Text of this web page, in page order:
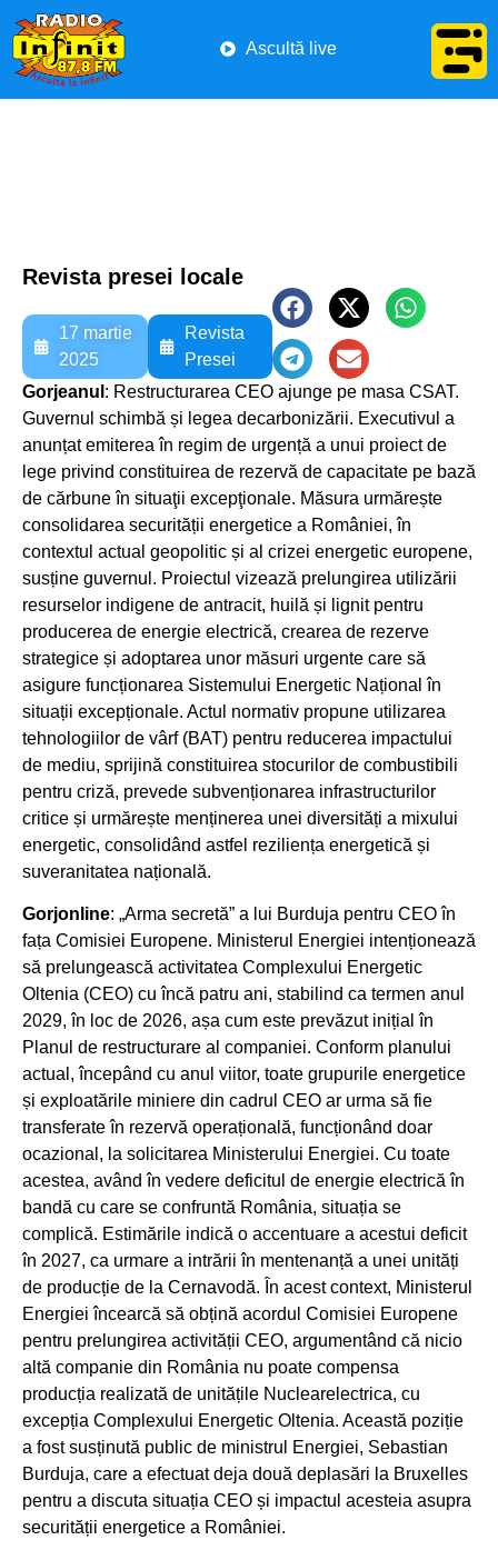
Ascultă live
Revista presei locale
17 martie
2025
Revista
Presei
Gorjeanul : Restructurarea CEO ajunge pe masa CSAT.
Guvernul schimbă și legea decarbonizării. Executivul a
anunțat emiterea în regim de urgență a unui proiect de
lege privind constituirea de rezervă de capacitate pe bază
de cărbune în situaţii excepţionale. Măsura urmărește
consolidarea securității energetice a României, în
contextul actual geopolitic și al crizei energetic europene,
susține guvernul. Proiectul vizează prelungirea utilizării
resurselor indigene de antracit, huilă și lignit pentru
producerea de energie electrică, crearea de rezerve
strategice și adoptarea unor măsuri urgente care să
asigure funcționarea Sistemului Energetic Național în
situații excepționale. Actul normativ propune utilizarea
tehnologiilor de vârf (BAT) pentru reducerea impactului
de mediu, sprijină constituirea stocurilor de combustibili
pentru criză, prevede subvenționarea infrastructurilor
critice și urmărește menținerea unei diversități a mixului
energetic, consolidând astfel reziliența energetică și
suveranitatea națională.
Gorjonline: „Arma secretă” a lui Burduja pentru CEO în
fața Comisiei Europene. Ministerul Energiei intenționează
să prelungească activitatea Complexului Energetic
Oltenia (CEO) cu încă patru ani, stabilind ca termen anul
2029, în loc de 2026, așa cum este prevăzut inițial în
Planul de restructurare al companiei. Conform planului
actual, începând cu anul viitor, toate grupurile energetice
și exploatările miniere din cadrul CEO ar urma să fie
transferate în rezervă operațională, funcționând doar
ocazional, la solicitarea Ministerului Energiei. Cu toate
acestea, având în vedere deficitul de energie electrică în
bandă cu care se confruntă România, situația se
complică. Estimările indică o accentuare a acestui deficit
în 2027, ca urmare a intrării în mentenanță a unei unități
de producție de la Cernavodă. În acest context, Ministerul
Energiei încearcă să obțină acordul Comisiei Europene
pentru prelungirea activității CEO, argumentând că nicio
altă companie din România nu poate compensa
producția realizată de unitățile Nuclearelectrica, cu
excepția Complexului Energetic Oltenia. Această poziție
a fost susținută public de ministrul Energiei, Sebastian
Burduja, care a efectuat deja două deplasări la Bruxelles
pentru a discuta situația CEO și impactul acesteia asupra
securității energetice a României.